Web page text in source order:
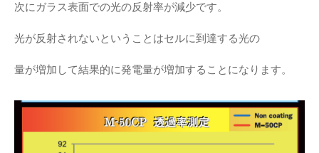
次にガラス表面での光の反射率が減少です。
光が反射されないということはセルに到達する光の
量が増加して結果的に発電量が増加することになります。